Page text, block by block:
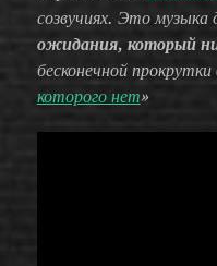
созвучиях. Это музыка
ожидания, который
бесконечной прокрутки
которого нет»